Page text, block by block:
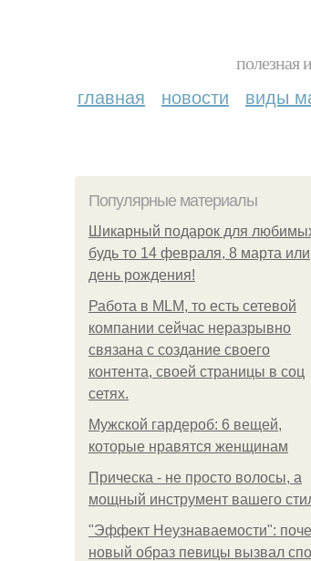
полезная
главная новости виды
Популярные материалы
Шикарный подарок для
будь то 14 февраля, 8 марта или
день рождения!
Работа в MLM, то есть сетевой
компании сейчас неразрывно
связана с создание своего
контента, своей страницы в соц
сетях.
Мужской гардероб: 6 вещей,
которые нравятся женщинам
Прическа - не просто волосы, а
мощный инструмент вашего
"Эффект Неузнаваемости":
новый образ певицы вызвал